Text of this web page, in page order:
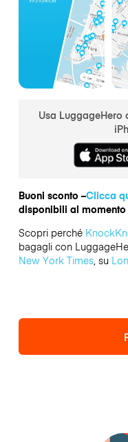
Usa
Buoni sconto –Clicca
disponibili al momento
Scopri perché
bagagli con
New York Times, su